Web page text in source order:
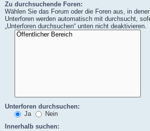
Zu durchsuchende Foren:
Wählen Sie das Forum oder die Foren aus, in
Unterforen werden automatisch mit durchsucht,
„Unterforen durchsuchen“ unten nicht deaktivieren.
Unterforen durchsuchen:
Ja
Nein
Innerhalb suchen: